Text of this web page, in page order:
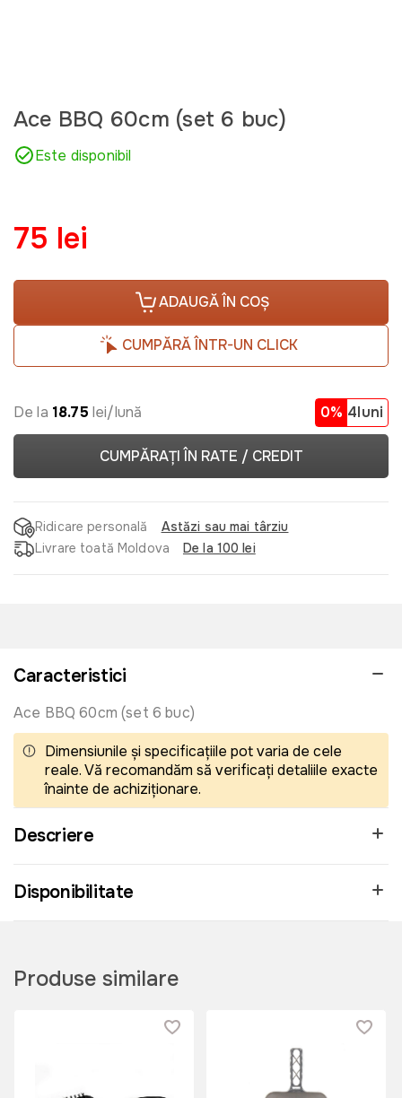
Ace BBQ 60cm (set 6 buc)
Este disponibil
75 lei
ADAUGĂ ÎN COȘ
CUMPĂRĂ ÎNTR-UN CLICK
De la 18.75 lei/lună 0% 4luni
CUMPĂRAȚI ÎN RATE / CREDIT
Ridicare personală
Astăzi sau mai târziu
Livrare toată Moldova
De la 100 lei
Caracteristici
Ace BBQ 60cm (set 6 buc)
Dimensiunile și specificațiile pot varia de cele
reale. Vă recomandăm să verificați detaliile exacte
înainte de achiziționare.
Descriere
Disponibilitate
Produse similare